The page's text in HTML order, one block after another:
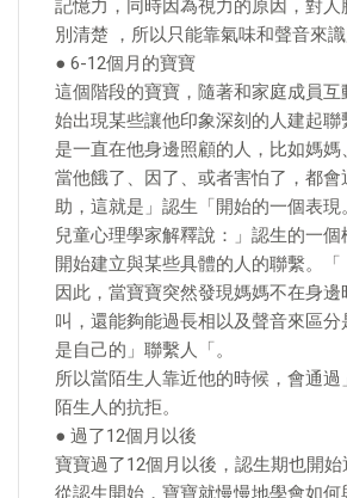
記憶力，同時因為視力的原因，對
別清楚 ，所以只能靠氣味和聲音來識
● 6-12個月的寶寶
這個階段的寶寶，隨著和家庭成員互
始出現某些讓他印象深刻的人建起聯
是一直在他身邊照顧的人，比如媽媽
當他餓了、因了、或者害怕了，都會
助，這就是」認生「開始的一個表現。
兒童心理學家解釋說：」認生的一
開始建立與某些具體的人的聯繫。「
因此，當寶寶突然發現媽媽不在身
叫，還能夠能過長相以及聲音來區分
是自己的」聯繫人「。
所以當陌生人靠近他的時候，會通
陌生人的抗拒。
● 過了12個月以後
寶寶過了12個月以後，認生期也開
從認生開始，寶寶就慢慢地學會如